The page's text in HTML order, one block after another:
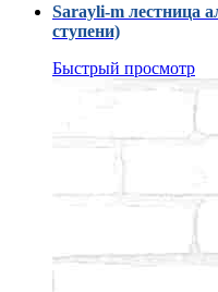
Sarayli-m лестница
ступени)
Быстрый просмотр